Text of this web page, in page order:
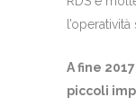
A fine
piccoli